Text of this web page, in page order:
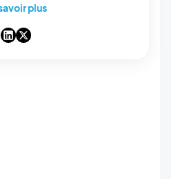
— la manière dont ils
des IA. Storyteller
plus